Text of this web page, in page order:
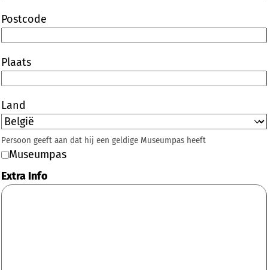
Postcode
Plaats
Land
Persoon geeft aan dat hij een geldige Museumpas heeft
Museumpas
Extra Info